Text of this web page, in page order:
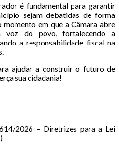
é fundamental para garantir
sejam debatidas de forma
momento em que a Câmara abre
voz do povo, fortalecendo a
a responsabilidade fiscal na
ajudar a construir o futuro de
sua cidadania!
2026 – Diretrizes para a Lei